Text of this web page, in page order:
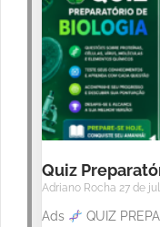
Quiz
Adriano Rocha 27 de
Ads
QUIZ